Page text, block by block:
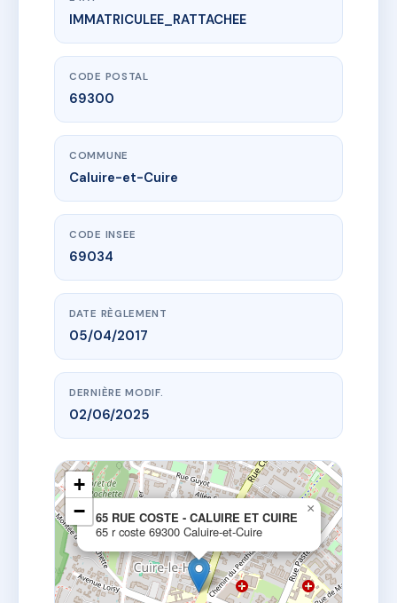
www.vme.plus/AF5598560
65 RUE COSTE - CALUIRE ET CUIRE
65 r coste69300 Caluire-et-Cuire
IMMATRICULEE_RATTACHEE
CODE POSTAL
69300
COMMUNE
Caluire-et-Cuire
CODE INSEE
69034
DATE RÈGLEMENT
05/04/2017
DERNIÈRE MODIF.
02/06/2025
65 RUE COSTE - CALUIRE ET CUIRE
65 r coste 69300 Caluire-et-Cuire
×
+
−